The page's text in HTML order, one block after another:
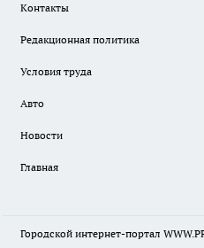
Контакты
Редакционная политика
Условия труда
Авто
Новости
Главная
Городской интернет-портал